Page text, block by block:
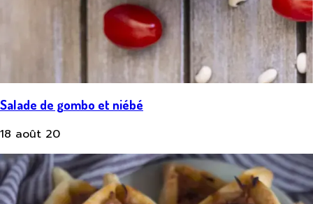
Salade de gombo et niébé
18 août 20